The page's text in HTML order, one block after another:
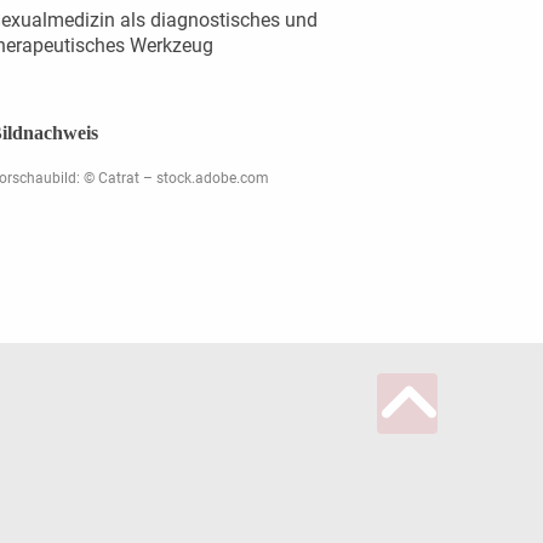
als diagnostisches und
Werkzeug
© Catrat – stock.adobe.com